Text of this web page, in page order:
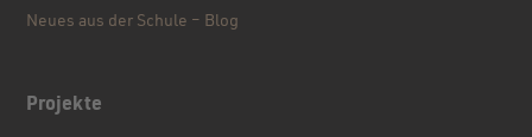
Neues aus der Schule – Blog
Projekte